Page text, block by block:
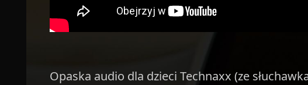
Opaska audio dla dzieci Technaxx (ze